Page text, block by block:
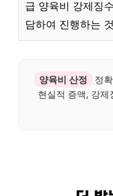
급 양육비 강제징
담하여 진행하는
양육비 산정
정
현실적 증액, 강